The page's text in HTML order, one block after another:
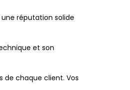
réputation solide
et son
de chaque client. Vos